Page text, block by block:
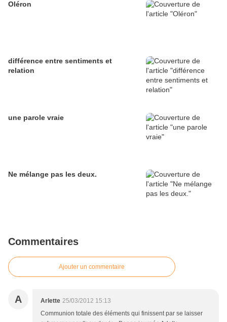
Oléron
différence entre sentiments et
relation
une parole vraie
Ne mélange pas les deux.
Commentaires
Ajouter un commentaire
A Arlette 25/03/2012 15:13
Communion totale des éléments qui finissent par se laisser